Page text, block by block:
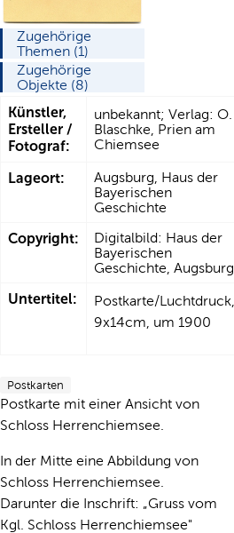
Zugehörige
Themen (1)
Zugehörige
Objekte (8)
Künstler,
Ersteller /
Fotograf:
unbekannt; Verlag: O.
Blaschke, Prien am
Chiemsee
Lageort:
Augsburg, Haus der
Bayerischen
Geschichte
Copyright:
Digitalbild: Haus der
Bayerischen
Geschichte, Augsburg
Untertitel:
Postkarte/Luchtdruck,
9x14cm, um 1900
Postkarten
Postkarte mit einer Ansicht von
Schloss Herrenchiemsee.
In der Mitte eine Abbildung von
Schloss Herrenchiemsee.
Darunter die Inschrift: „Gruss vom
Kgl. Schloss Herrenchiemsee"